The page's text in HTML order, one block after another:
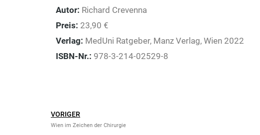
Autor: Richard Crevenna
Preis: 23,90 €
Verlag: MedUni Ratgeber, Manz Verlag, Wien 2022
ISBN-­Nr.: 978-3-214-02529-8
VORIGER
Wien im Zeichen der Chirurgie